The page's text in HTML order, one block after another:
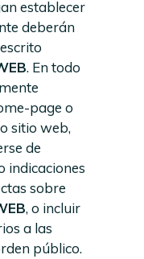
establecer
deberán
. En todo
page o
sitio web,
de
indicaciones
sobre
, o incluir
a las
público.